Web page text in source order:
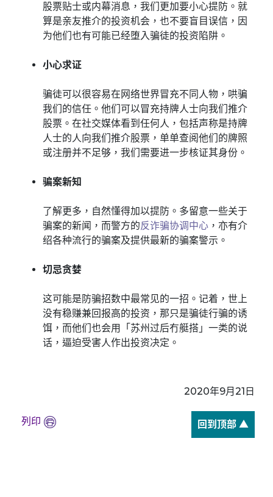
股票贴士或内幕消息，我们更加要小心提防。就
算是亲友推介的投资机会，也不要盲目误信，因
为他们也有可能已经堕入骗徒的投资陷阱。
小心求证
骗徒可以很容易在网络世界冒充不同人物，哄骗
我们的信任。他们可以冒充持牌人士向我们推介
股票。在社交媒体看到任何人，包括声称是持牌
人士的人向我们推介股票，单单查阅他们的牌照
或注册并不足够，我们需要进一步核证其身份。
骗案新知
了解更多，自然懂得加以提防。多留意一些关于
骗案的新闻，而警方的反诈骗协调中心 ，亦有介
绍各种流行的骗案及提供最新的骗案警示。
切忌贪婪
这可能是防骗招数中最常见的一招。记着，世上
没有稳赚兼回报高的投资，那只是骗徒行骗的诱
饵，而他们也会用「苏州过后冇艇搭」一类的说
话，逼迫受害人作出投资决定。
2020年9月21日
列印 回到顶部 ▲